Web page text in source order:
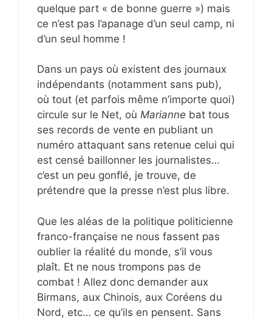
quelque part « de bonne guerre ») mais
ce n’est pas l’apanage d’un seul camp, ni
d’un seul homme !
Dans un pays où existent des journaux
indépendants (notamment sans pub),
où tout (et parfois même n’importe quoi)
circule sur le Net, où Marianne bat tous
ses records de vente en publiant un
numéro attaquant sans retenue celui qui
est censé baillonner les journalistes…
c’est un peu gonflé, je trouve, de
prétendre que la presse n’est plus libre.
Que les aléas de la politique politicienne
franco-française ne nous fassent pas
oublier la réalité du monde, s’il vous
plaît. Et ne nous trompons pas de
combat ! Allez donc demander aux
Birmans, aux Chinois, aux Coréens du
Nord, etc… ce qu’ils en pensent. Sans